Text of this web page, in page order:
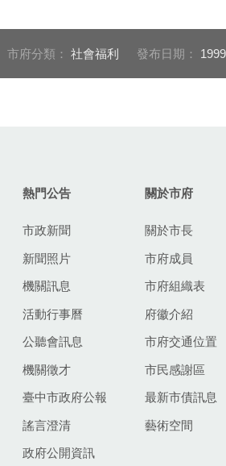
市府分類： 社會福利 發布日期：
熱門公告
市政新聞
新聞照片
機關訊息
活動行事曆
公聽會訊息
機關徵才
臺中市政府公報
謠言澄清
政府公開資訊
關於市府
關於市長
市府成員
市府組織表
府徽介紹
市府交通位置
市民感謝區
最新市債訊息
藝術空間